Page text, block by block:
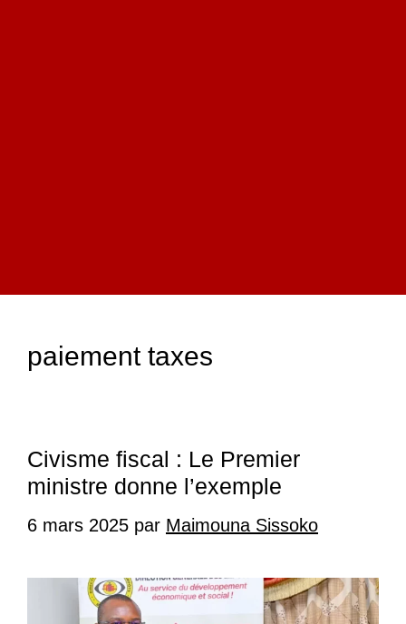
paiement taxes
Civisme fiscal : Le Premier
ministre donne l’exemple
6 mars 2025 par Maimouna Sissoko